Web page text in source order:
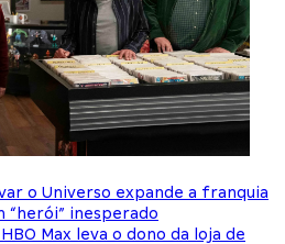
o Universo expande a franquia
“herói” inesperado
Max leva o dono da loja de